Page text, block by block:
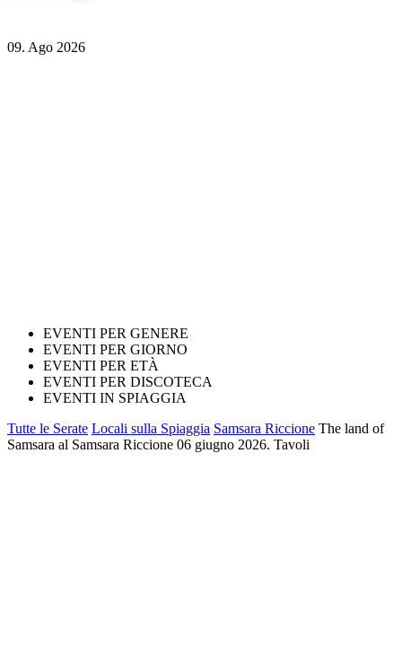
09. Ago 2026
EVENTI PER GENERE
EVENTI PER GIORNO
EVENTI PER ETÀ
EVENTI PER DISCOTECA
EVENTI IN SPIAGGIA
Tutte le Serate Locali sulla Spiaggia Samsara Riccione The land of
Samsara al Samsara Riccione 06 giugno 2026. Tavoli